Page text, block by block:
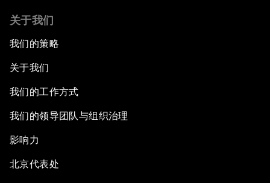
关于我们
我们的策略
关于我们
我们的工作方式
我们的领导团队与组织治理
影响力
北京代表处